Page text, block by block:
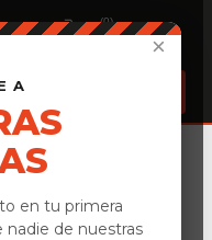
×
A
en tu primera
de nuestras
(0)
Cebreros